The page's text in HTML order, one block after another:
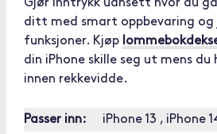
Gjør inntrykk uansett hvor du
ditt med smart oppbevaring og
funksjoner. Kjøp
din iPhone skille seg ut mens
innen rekkevidde.
Passer inn:
iPhone 13 , iPhone